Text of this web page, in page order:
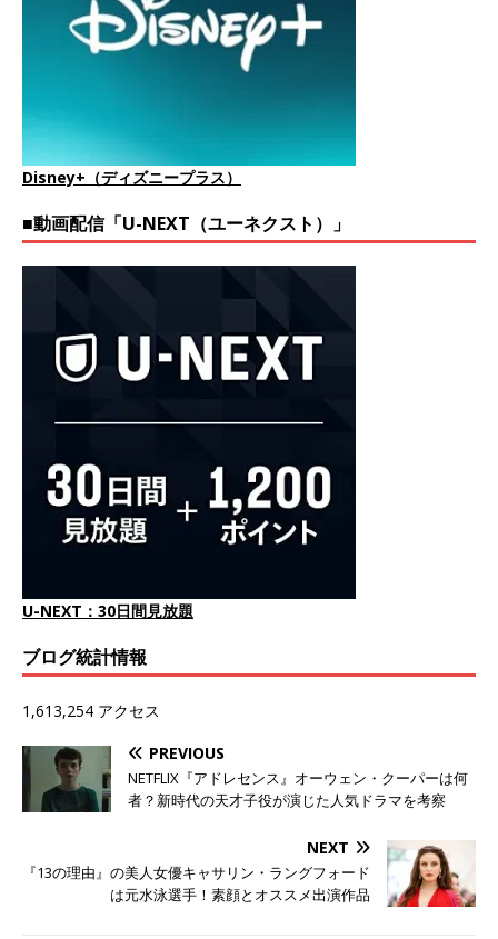
Disney+（ディズニープラス）
■動画配信「U-NEXT（ユーネクスト）」
U-NEXT：30日間見放題
ブログ統計情報
1,613,254 アクセス
PREVIOUS
NETFLIX『アドレセンス』オーウェン・クーパーは何
者？新時代の天才子役が演じた人気ドラマを考察
NEXT
『13の理由』の美人女優キャサリン・ラングフォード
は元水泳選手！素顔とオススメ出演作品